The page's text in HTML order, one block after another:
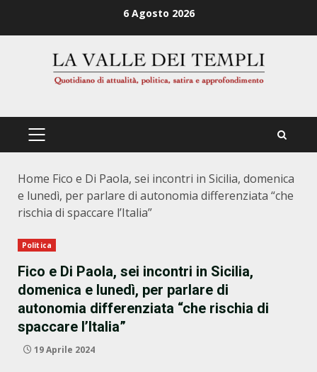
6 Agosto 2026
PRIMÄRES
Home Fico e Di Paola, sei incontri in Sicilia, domenica
e lunedì, per parlare di autonomia differenziata “che
rischia di spaccare l’Italia”
Politica
Fico e Di Paola, sei incontri in Sicilia,
domenica e lunedì, per parlare di
autonomia differenziata “che rischia di
spaccare l’Italia”
19 Aprile 2024